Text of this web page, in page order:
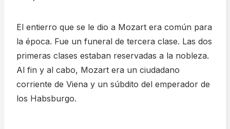
El entierro que se le dio a Mozart era común para
la época. Fue un funeral de tercera clase. Las dos
primeras clases estaban reservadas a la nobleza.
Al fin y al cabo, Mozart era un ciudadano
corriente de Viena y un súbdito del emperador de
los Habsburgo.